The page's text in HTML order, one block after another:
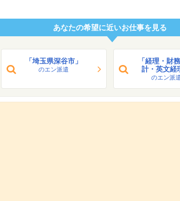
あなたの希望に近いお仕事を見る
「埼玉県深谷市」
のエン派遣
「経理・財
計・英文経
のエン派